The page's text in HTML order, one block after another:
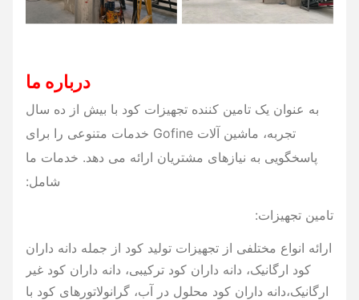
درباره ما
به عنوان یک تامین کننده تجهیزات کود با بیش از ده سال
تجربه، ماشین آلات Gofine خدمات متنوعی را برای
پاسخگویی به نیازهای مشتریان ارائه می دهد. خدمات ما
شامل:
تامین تجهیزات:
ارائه انواع مختلفی از تجهیزات تولید کود از جمله دانه داران
کود ارگانیک، دانه داران کود ترکیبی، دانه داران کود غیر
ارگانیک،دانه داران کود محلول در آب، گرانولاتورهای کود با